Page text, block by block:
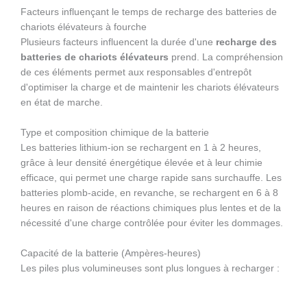
Facteurs influençant le temps de recharge des batteries de
chariots élévateurs à fourche
Plusieurs facteurs influencent la durée d'une recharge des
batteries de chariots élévateurs prend. La compréhension
de ces éléments permet aux responsables d'entrepôt
d'optimiser la charge et de maintenir les chariots élévateurs
en état de marche.
Type et composition chimique de la batterie
Les batteries lithium-ion se rechargent en 1 à 2 heures,
grâce à leur densité énergétique élevée et à leur chimie
efficace, qui permet une charge rapide sans surchauffe. Les
batteries plomb-acide, en revanche, se rechargent en 6 à 8
heures en raison de réactions chimiques plus lentes et de la
nécessité d'une charge contrôlée pour éviter les dommages.
Capacité de la batterie (Ampères-heures)
Les piles plus volumineuses sont plus longues à recharger :